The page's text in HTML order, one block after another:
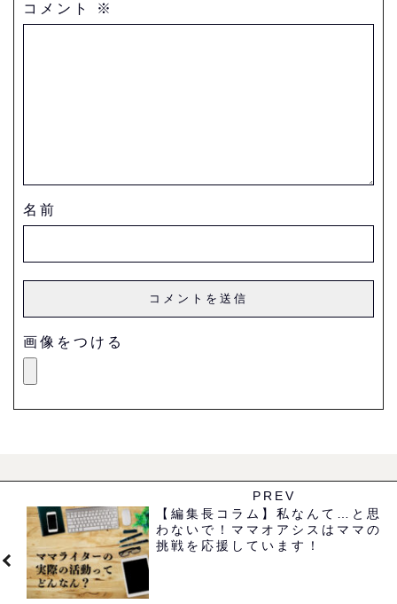
コメント ※
名前
画像をつける
PREV
【編集長コラム】私なんて…と思
わないで！ママオアシスはママの
挑戦を応援しています！